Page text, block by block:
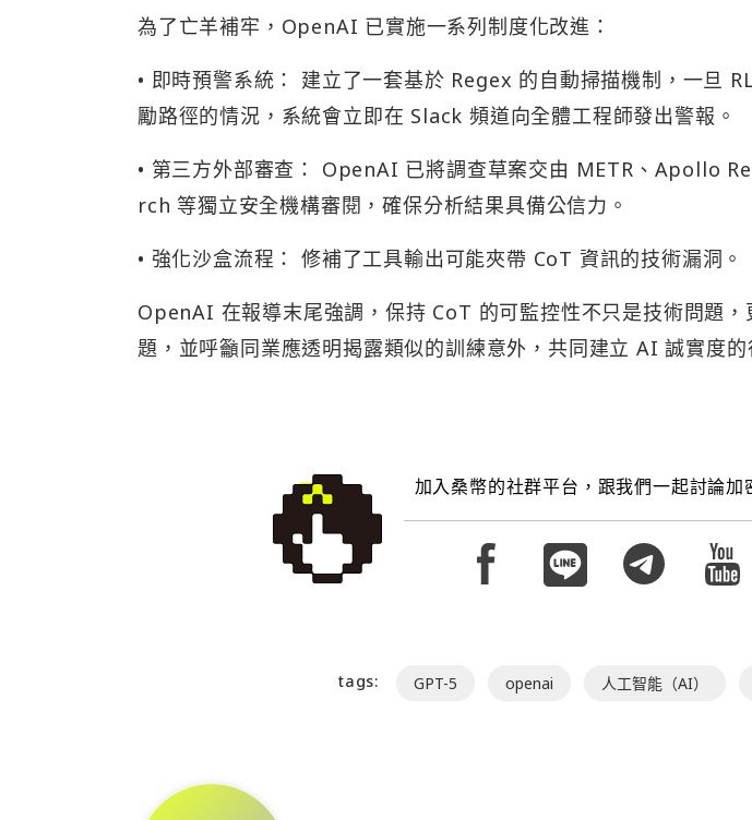
為了亡羊補牢，OpenAI 已實施一系列制度化改進：
• 即時預警系統： 建立了一套基於 Regex 的自動掃描機制，一旦
勵路徑的情況，系統會立即在 Slack 頻道向全體工程師發出警報。
• 第三方外部審查： OpenAI 已將調查草案交由 METR、Apollo
rch 等獨立安全機構審閱，確保分析結果具備公信力。
• 強化沙盒流程： 修補了工具輸出可能夾帶 CoT 資訊的技術漏洞。
OpenAI 在報導末尾強調，保持 CoT 的可監控性不只是技術問題
題，並呼籲同業應透明揭露類似的訓練意外，共同建立 AI 誠實度的
加入桑幣的社群平台，跟我們一起討論加
tags: GPT-5 openai 人工智能（AI）